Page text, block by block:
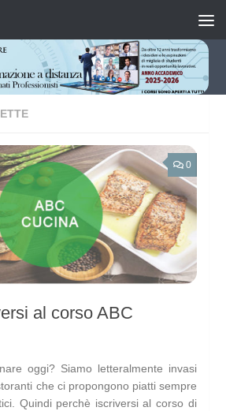
0
al corso ABC
oggi? Siamo letteralmente invasi
che ci propongono piatti sempre
Quindi perchè iscriversi al corso di